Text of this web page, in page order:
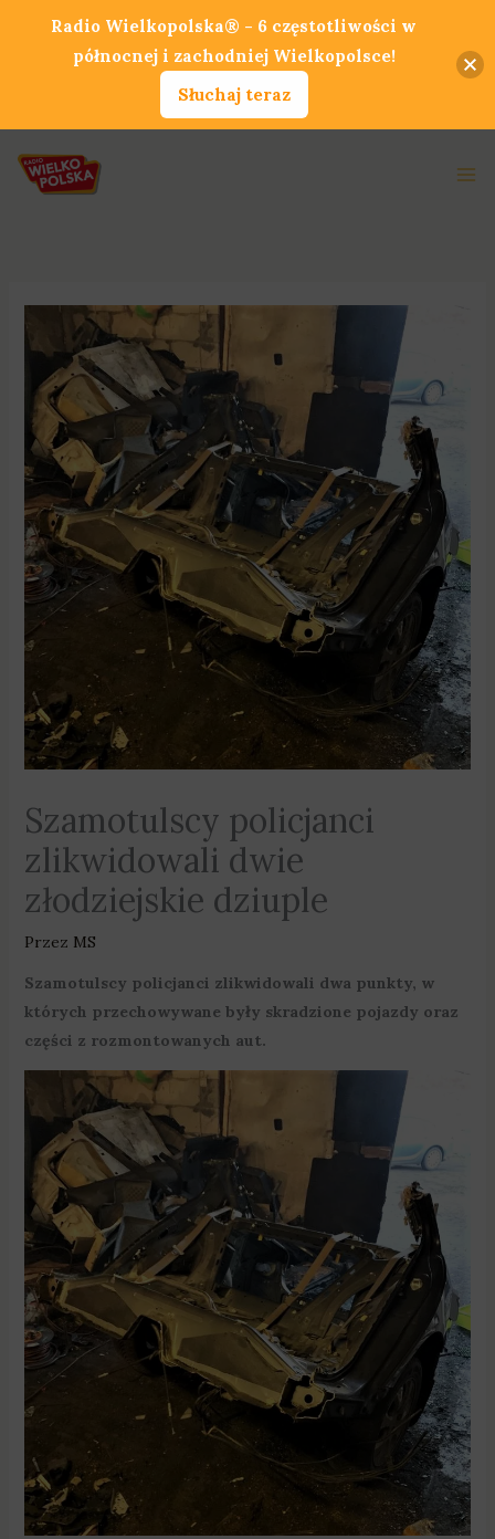
Szamotulscy policjanci
zlikwidowali dwie
złodziejskie dziuple
Przez MS
Szamotulscy policjanci zlikwidowali dwa punkty, w
których przechowywane były skradzione pojazdy oraz
części z rozmontowanych aut.
Radio Wielkopolska® - 6 częstotliwości w
północnej i zachodniej Wielkopolsce!
Słuchaj teraz